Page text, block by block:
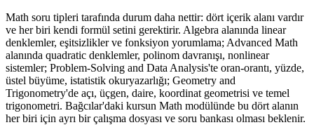
Math soru tipleri tarafında durum daha nettir: dört içerik alanı vardır
ve her biri kendi formül setini gerektirir. Algebra alanında linear
denklemler, eşitsizlikler ve fonksiyon yorumlama; Advanced Math
alanında quadratic denklemler, polinom davranışı, nonlinear
sistemler; Problem-Solving and Data Analysis'te oran-orantı, yüzde,
üstel büyüme, istatistik okuryazarlığı; Geometry and
Trigonometry'de açı, üçgen, daire, koordinat geometrisi ve temel
trigonometri. Bağcılar'daki kursun Math modülünde bu dört alanın
her biri için ayrı bir çalışma dosyası ve soru bankası olması beklenir.